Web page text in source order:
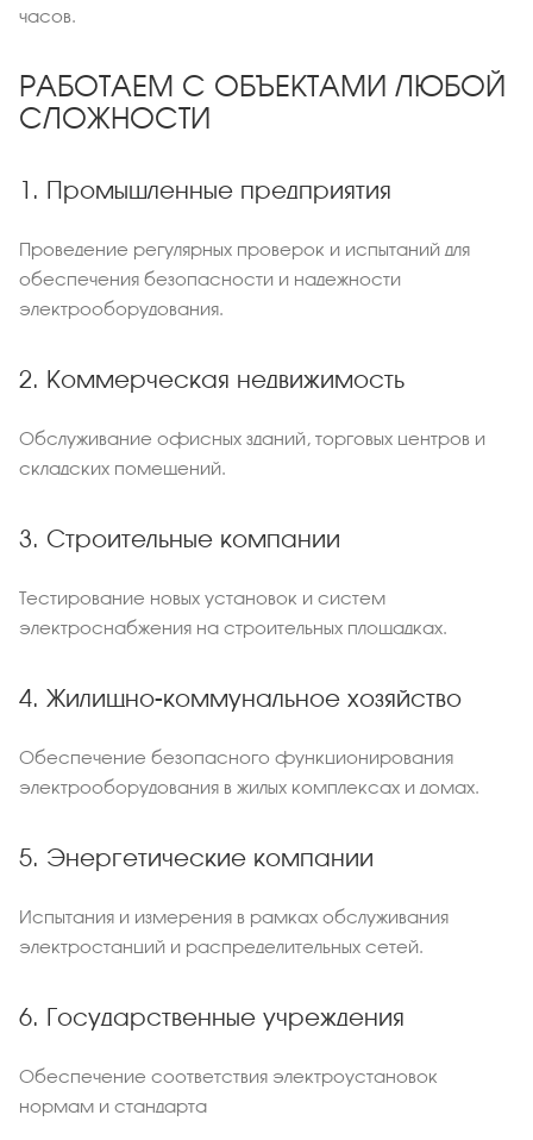
часов.
РАБОТАЕМ С ОБЪЕКТАМИ ЛЮБОЙ
СЛОЖНОСТИ
1. Промышленные предприятия
Проведение регулярных проверок и испытаний для
обеспечения безопасности и надежности
электрооборудования.
2. Коммерческая недвижимость
Обслуживание офисных зданий, торговых центров и
складских помещений.
3. Строительные компании
Тестирование новых установок и систем
электроснабжения на строительных площадках.
4. Жилищно-коммунальное хозяйство
Обеспечение безопасного функционирования
электрооборудования в жилых комплексах и домах.
5. Энергетические компании
Испытания и измерения в рамках обслуживания
электростанций и распределительных сетей.
6. Государственные учреждения
Обеспечение соответствия электроустановок
нормам и стандарта